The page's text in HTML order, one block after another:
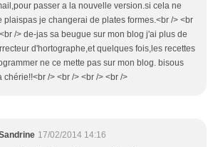
passer a la nouvelle version.si cela ne
plaispas je changerai de plates formes.<br /> <br
/> de-jas sa beugue sur mon blog j'ai plus de
d'hortographe,et quelques fois,les recettes
ne ce mette pas sur mon blog. bisous
chérie!!<br /> <br /> <br /> <br />
17/02/2014 14:16